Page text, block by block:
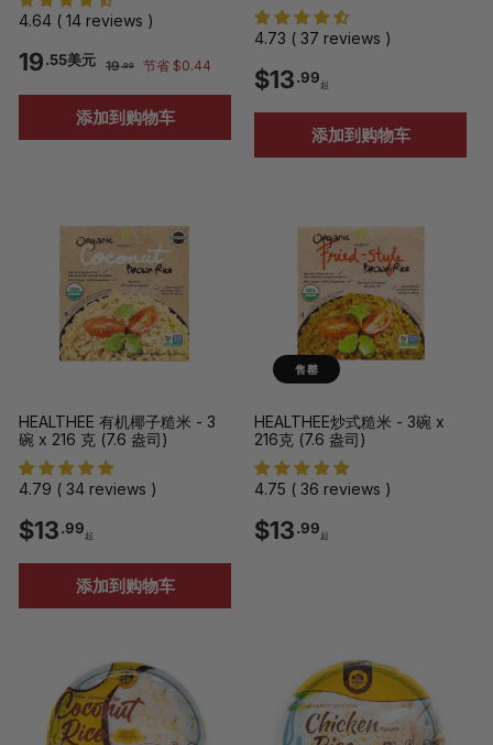
4.64 ( 14 reviews )
促
销
价
19.55美元1
9
.
美
元
价
19.991
9
9
节省 $0.44
添加到购物车
4.73 ( 37 reviews )
$13.99 起
1
3
9
9
起
添加到购物车
HEALTHEE 有机椰子糙米 - 3
碗 x 216 克 (7.6 盎司)
4.79 ( 34 reviews )
$13.99 起
1
3
9
9
添加到购物车
售罄
HEALTHEE炒式糙米 - 3碗 x
216克 (7.6 盎司)
4.75 ( 36 reviews )
$13.99 起
9
9